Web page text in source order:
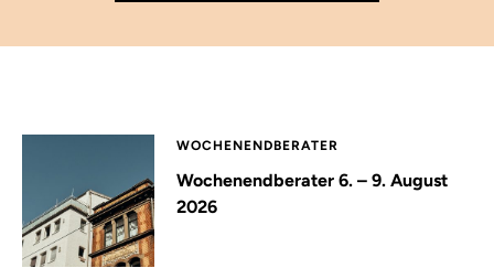
WOCHENENDBERATER
Wochenendberater 6. – 9. August
2026